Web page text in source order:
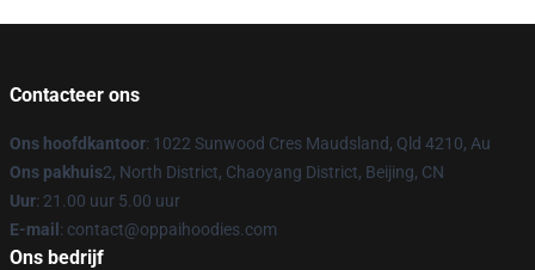
Contacteer ons
Ons hoofdkantoor: 1022 Sunwood Cres Maudsland, Qld 4210, Au
Ons pakhuis2, North District, Chaoyang District, Beijing, CN
Uur: 21.00 uur 5.00 uur
E-mail : contact@oppaihoodies.com
Ons bedrijf